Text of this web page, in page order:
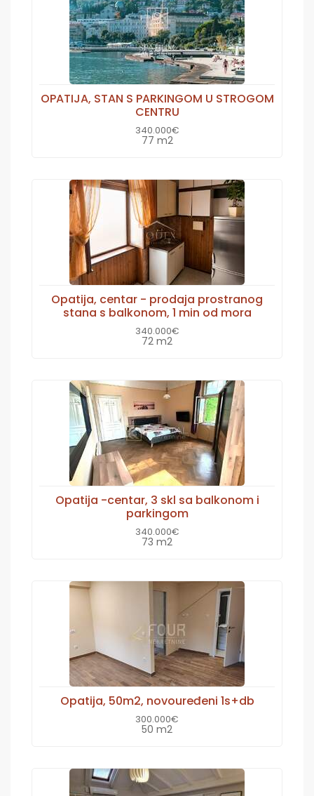
OPATIJA, STAN S PARKINGOM U STROGOM
CENTRU
340.000€
77 m2
Opatija, centar - prodaja prostranog
stana s balkonom, 1 min od mora
340.000€
72 m2
Opatija -centar, 3 skl sa balkonom i
parkingom
340.000€
73 m2
Opatija, 50m2, novouređeni 1s+db
300.000€
50 m2